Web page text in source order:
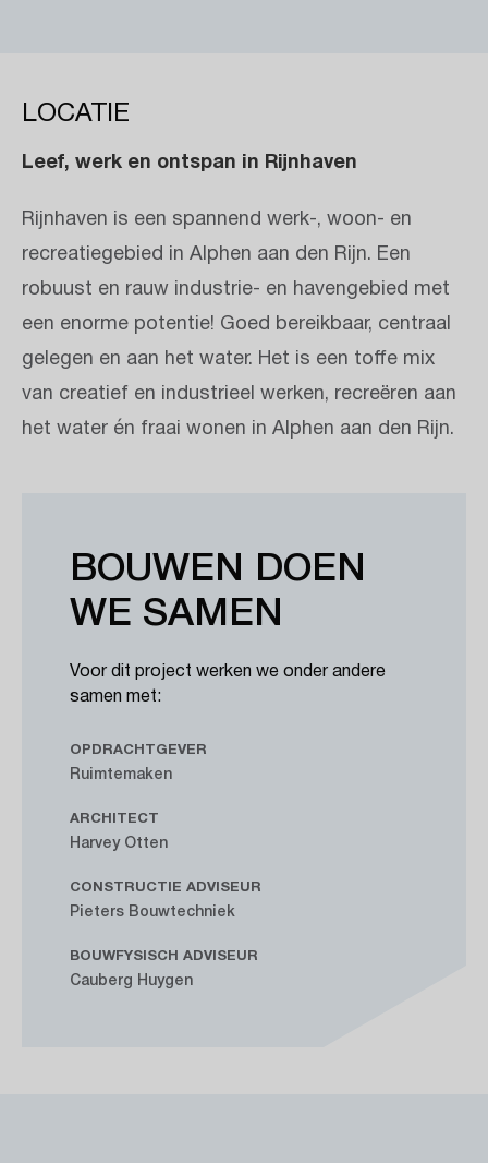
LOCATIE
Leef, werk en ontspan in Rijnhaven
Rijnhaven is een spannend werk-, woon- en
recreatiegebied in Alphen aan den Rijn. Een
robuust en rauw industrie- en havengebied met
een enorme potentie! Goed bereikbaar, centraal
gelegen en aan het water. Het is een toffe mix
van creatief en industrieel werken, recreëren aan
het water én fraai wonen in Alphen aan den Rijn.
BOUWEN DOEN
WE SAMEN
Voor dit project werken we onder andere
samen met:
OPDRACHTGEVER
Ruimtemaken
ARCHITECT
Harvey Otten
CONSTRUCTIE ADVISEUR
Pieters Bouwtechniek
BOUWFYSISCH ADVISEUR
Cauberg Huygen